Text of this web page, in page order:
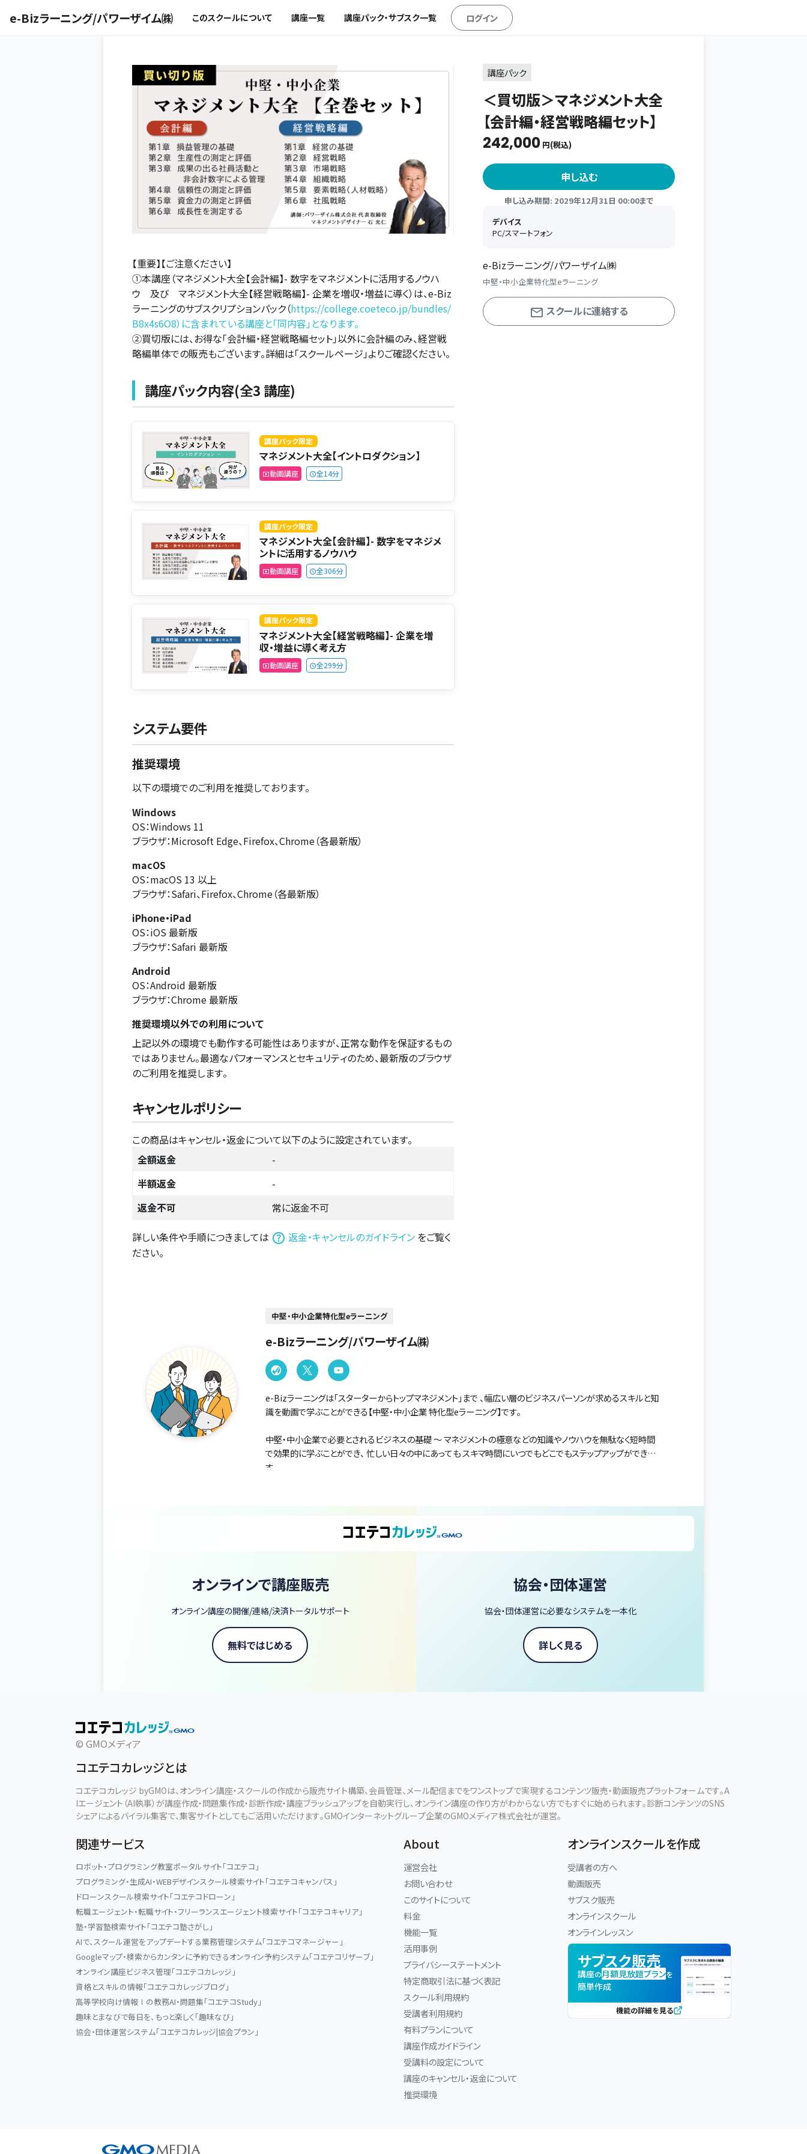
e-Bizラーニング/パワーザイム㈱ このスクールについて 講座一覧 講座パック・サブスク一覧 ログイン
【重要】【ご注意ください】
①本講座（マネジメント大全【会計編】- 数字をマネジメントに活用するノウハ
ウ 及び マネジメント大全【経営戦略編】- 企業を増収・増益に導く）は、e-Biz
ラーニングのサブスクリプションパック（https://college.coeteco.jp/bundles/
B8x4s6O8）に含まれている講座と「同内容」となります。
②買切版には、お得な「会計編・経営戦略編セット」以外に会計編のみ、経営戦
略編単体での販売もございます。詳細は「スクールページ」よりご確認ください。
講座パック内容(全3 講座)
講座パック限定
マネジメント大全【イントロダクション】
動画講座 全14分
講座パック限定
マネジメント大全【会計編】- 数字をマネジメ
ントに活用するノウハウ
動画講座 全306分
講座パック限定
マネジメント大全【経営戦略編】- 企業を増
収・増益に導く考え方
動画講座 全299分
システム要件
推奨環境
以下の環境でのご利用を推奨しております。
Windows
OS：Windows 11
ブラウザ：Microsoft Edge、Firefox、Chrome（各最新版）
macOS
OS：macOS 13 以上
ブラウザ：Safari、Firefox、Chrome（各最新版）
iPhone・iPad
OS：iOS 最新版
ブラウザ：Safari 最新版
Android
OS：Android 最新版
ブラウザ：Chrome 最新版
推奨環境以外での利用について
上記以外の環境でも動作する可能性はありますが、正常な動作を保証するもの
ではありません。最適なパフォーマンスとセキュリティのため、最新版のブラウザ
のご利用を推奨します。
キャンセルポリシー
この商品はキャンセル・返金について以下のように設定されています。
全額返金
-
半額返金
-
返金不可
常に返金不可
詳しい条件や手順につきましては 返金・キャンセルのガイドライン をご覧く
ださい。
講座パック
＜買切版＞マネジメント大全
【会計編・経営戦略編セット】
242,000 円(税込)
申し込む
申し込み期間: 2029年12月31日 00:00まで
デバイス
PC/スマートフォン
e-Bizラーニング/パワーザイム㈱
中堅・中小企業特化型eラーニング
スクールに連絡する
中堅・中小企業特化型eラーニング
e-Bizラーニング/パワーザイム㈱
e-Bizラーニングは「スターターからトップマネジメント」まで 、幅広い層のビジネスパーソンが求めるスキルと知
識を動画で学ぶことができる【中堅・中小企業 特化型eラーニング】です。
中堅・中小企業で必要とされるビジネスの基礎 ～ マネジメントの極意などの知識やノウハウを無駄なく短時間
で効果的に学ぶことができ、 忙しい日々の中にあっても スキマ時間にいつでもどこでもステップアップができま
す。
https://www.e-biz.powerzaimu.com/
オンラインで講座販売
オンライン講座の開催/連絡/決済トータルサポート
無料ではじめる
協会・団体運営
協会・団体運営に必要なシステムを一本化
詳しく見る
© GMOメディア
コエテコカレッジとは
コエテコカレッジ byGMOは、オンライン講座・スクールの作成から販売サイト構築、会員管理、メール配信までをワンストップで実現するコンテンツ販売・動画販売プラットフォームです。A
Iエージェント（AI執事）が講座作成・問題集作成・診断作成・講座ブラッシュアップを自動実行し、オンライン講座の作り方がわからない方でもすぐに始められます。診断コンテンツのSNS
シェアによるバイラル集客で、集客サイトとしてもご活用いただけます。GMOインターネットグループ企業のGMOメディア株式会社が運営。
関連サービス
ロボット・プログラミング教室ポータルサイト「コエテコ」
プログラミング・生成AI・WEBデザインスクール検索サイト「コエテコキャンパス」
ドローンスクール検索サイト「コエテコドローン」
転職エージェント・転職サイト・フリーランスエージェント検索サイト「コエテコキャリア」
塾・学習塾検索サイト「コエテコ塾さがし」
AIで、スクール運営をアップデートする業務管理システム「コエテコマネージャー」
Googleマップ・検索からカンタンに予約できるオンライン予約システム「コエテコリザーブ」
オンライン講座ビジネス管理「コエテコカレッジ」
資格とスキルの情報「コエテコカレッジブログ」
高等学校向け情報Ⅰの教務AI・問題集「コエテコStudy」
趣味とまなびで毎日を、もっと楽しく「趣味なび」
協会・団体運営システム「コエテコカレッジ|協会プラン」
About
運営会社
お問い合わせ
このサイトについて
料金
機能一覧
活用事例
プライバシーステートメント
特定商取引法に基づく表記
スクール利用規約
受講者利用規約
有料プランについて
講座作成ガイドライン
受講料の設定について
講座のキャンセル・返金について
推奨環境
オンラインスクールを作成
受講者の方へ
動画販売
サブスク販売
オンラインスクール
オンラインレッスン
サブスク販売
講座の月額見放題プランを
簡単作成
機能の詳細を見る